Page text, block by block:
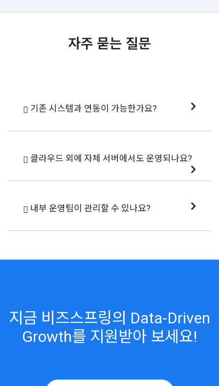
자주 묻는 질문
기존 시스템과 연동이 가능한가요?
클라우드 외에 자체 서버에서도 운영되나요?
내부 운영팀이 관리할 수 있나요?
다.
지금 비즈스프링의 Data-Driven
Growth를 지원받아 보세요!